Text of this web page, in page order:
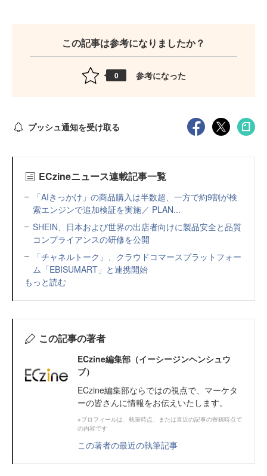
この記事は参考になりましたか？
0 参考になった
プッシュ通知を受け取る
ECzineニュース連載記事一覧
「AIきっかけ」の商品購入は半数超、一方で約9割が検
索エンジンで追加検証を実施／ PLAN...
SHEIN、日本および世界の出店者向けに製品安全と品質
コンプライアンスの研修を公開
「チャネルトーク」、クラウドコマースプラットフォー
ム「EBISUMART」と連携開始
もっと読む
この記事の著者
ECzine編集部（イーシージンヘンシュウ
ブ）
ECzine編集部ならではの視点で、マーケタ
ーの皆さんに情報をお伝えいたします。
※プロフィールは、執筆時点、または直近の記事の寄稿時点で
の内容です
この著者の最近の執筆記事